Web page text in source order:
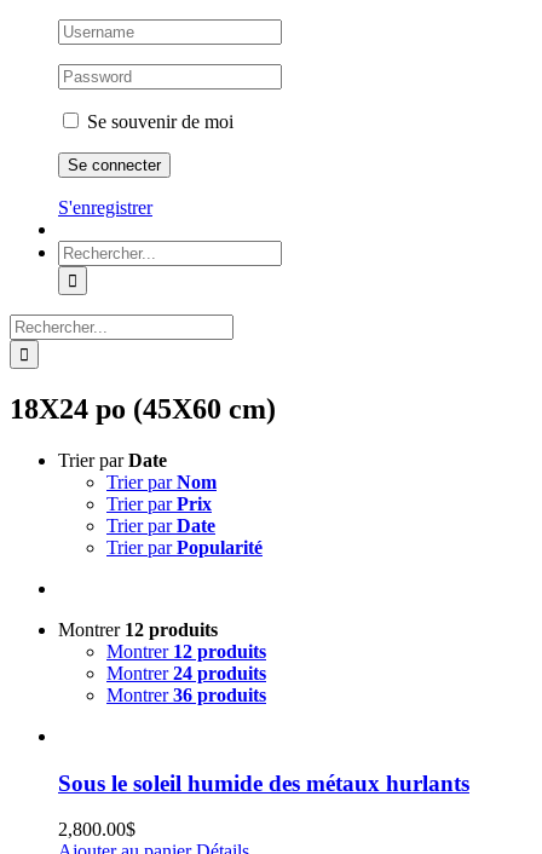
Se souvenir de moi
S'enregistrer
Rechercher:
Rechercher:
18X24 po (45X60 cm)
Trier parDate
Trier parNom
Trier parPrix
Trier parDate
Trier parPopularité
Montrer 12 produits
Montrer 12 produits
Montrer24 produits
Montrer36 produits
Sous le soleil humide des métaux hurlants
2,800.00$